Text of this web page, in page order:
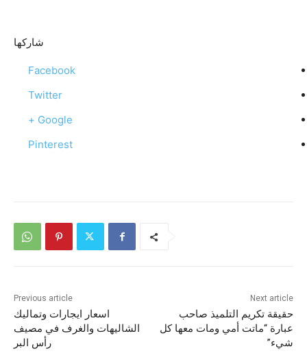
شاركها
Facebook
Twitter
Google +
Pinterest
Previous article
اسعار ايجارات وتماليك
الشاليهات والغرف في مصيف
رأس البر
Next article
حقيقة تكريم التلميذ صاحب
عبارة “ماتت أمي ومات معها كل
شيء”